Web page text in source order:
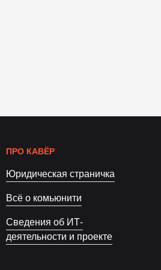
ПРО КАВЁР
Юридическая страничка
Всё о комьюнити
Сведения об ИТ-
деятельности и проекте